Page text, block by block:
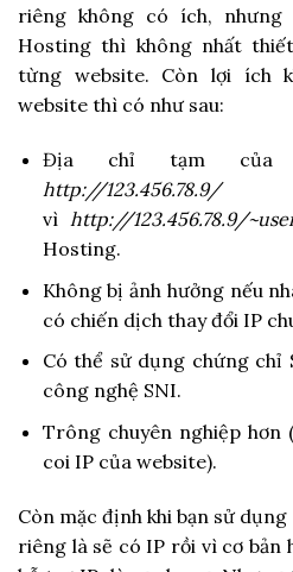
riêng không có ích, nhưng
Hosting thì không nhất
từng website. Còn lợi ích
website thì có như sau:
Địa chỉ tạm của
http://123.456.78.9/
vì http://123.456.78.9/
Hosting.
Không bị ảnh hưởng nếu
có chiến dịch thay đổi IP
Có thể sử dụng chứng chỉ
công nghệ SNI.
Trông chuyên nghiệp hơn
coi IP của website).
Còn mặc định khi bạn sử dụng
riêng là sẽ có IP rồi vì cơ bản